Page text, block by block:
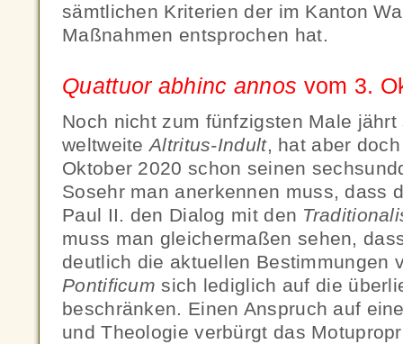
sämtlichen Kriterien der im Kanton
Maßnahmen entsprochen hat.
Quattuor abhinc annos vom 3.
Noch nicht zum fünfzigsten Male
weltweiteAltritus-Indult, hat aber
Oktober 2020 schon seinen
Sosehr man anerkennen muss, dass
Paul II. den Dialog mit den
muss man gleichermaßen sehen,
deutlich die aktuellen Bestimmungen
Pontificum sich lediglich auf die
beschränken. Einen Anspruch auf
und Theologie verbürgt das